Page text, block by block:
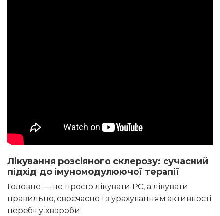
Лікування розсіяного склерозу: сучасний
підхід до імуномодулюючої терапії
Головне — не просто лікувати РС, а лікувати
правильно, своєчасно і з урахуванням активності
перебігу хвороби.